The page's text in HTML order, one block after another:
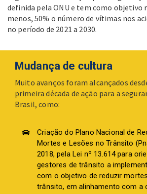
definida pela ONU e tem como objetivo
menos, 50% o número de vítimas nos
no período de 2021 a 2030.
Mudança de cultura
Muito avanços foram alcançados
primeira década de ação para a
Brasil, como:
Criação do Plano Nacional de
Mortes e Lesões no Trânsito
2018, pela Lei nº 13.614 para
gestores de trânsito a
com o objetivo de reduzir
trânsito, em alinhamento com a